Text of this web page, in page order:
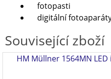
fotopasti
digitální
Související zboží
HM Müllner 1564MN